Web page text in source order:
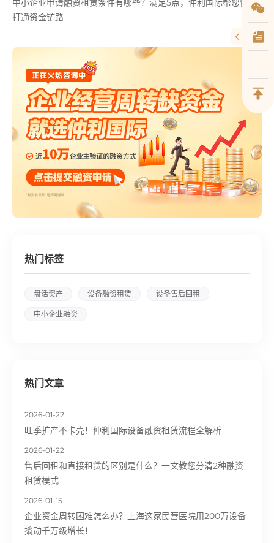
中小企业申请融资租赁条件有哪些？满足5点，仲利国际帮您快速
打通资金链路
热门标签
盘活资产 设备融资租赁 设备售后回租
中小企业融资
热门文章
2026-01-22
旺季扩产不卡壳！仲利国际设备融资租赁流程全解析
2026-01-22
售后回租和直接租赁的区别是什么？一文教您分清2种融资
租赁模式
2026-01-15
企业资金周转困难怎么办？上海这家民营医院用200万设备
撬动千万级增长！